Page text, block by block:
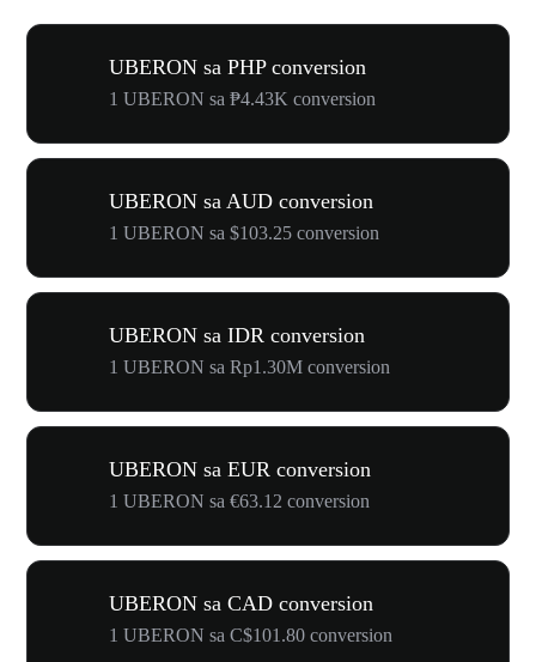
UBERON sa PHP conversion
1 UBERON sa ₱4.43K conversion
UBERON sa AUD conversion
1 UBERON sa $103.25 conversion
UBERON sa IDR conversion
1 UBERON sa Rp1.30M conversion
UBERON sa EUR conversion
1 UBERON sa €63.12 conversion
UBERON sa CAD conversion
1 UBERON sa C$101.80 conversion